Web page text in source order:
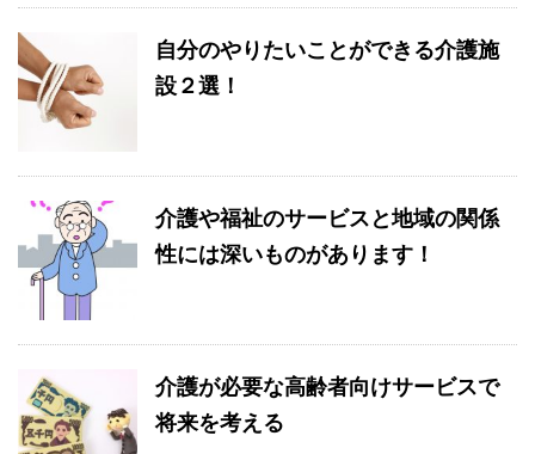
自分のやりたいことができる介護施
設２選！
介護や福祉のサービスと地域の関係
性には深いものがあります！
介護が必要な高齢者向けサービスで
将来を考える